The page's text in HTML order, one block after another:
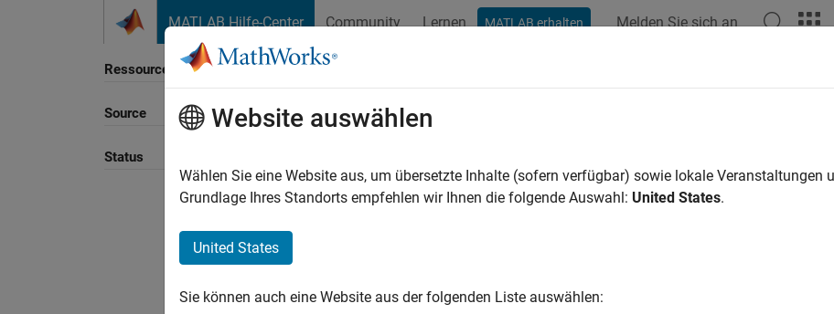
MATLAB Hilfe-Center Community Lernen MATLAB erhalten Melden Sie sich an
Ressource
Source
Status
Website auswählen
Wählen Sie eine Website aus, um übersetzte Inhalte (sofern verfügbar) sowie lokale Veranstaltungen
Grundlage Ihres Standorts empfehlen wir Ihnen die folgende Auswahl: United States.
United States
Sie können auch eine Website aus der folgenden Liste auswählen: